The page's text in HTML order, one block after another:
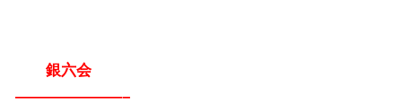
銀六会
———————–